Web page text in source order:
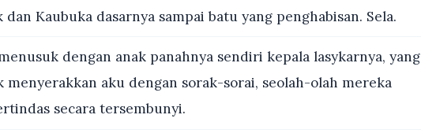
Kaubuka dasarnya sampai batu yang penghabisan. Sela.
dengan anak panahnya sendiri kepala lasykarnya, yang
aku dengan sorak-sorai, seolah-olah mereka
secara tersembunyi.